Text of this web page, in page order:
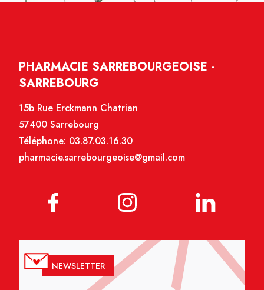
PHARMACIE SARREBOURGEOISE -
SARREBOURG
15b Rue Erckmann Chatrian
57400 Sarrebourg
Téléphone: 03.87.03.16.30
pharmacie.sarrebourgeoise@gmail.com
NEWSLETTER